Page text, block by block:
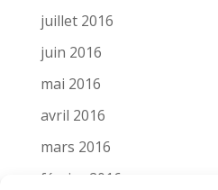
juillet 2016
juin 2016
mai 2016
avril 2016
mars 2016
février 2016